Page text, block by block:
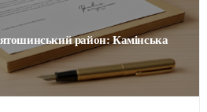
район: Камінська